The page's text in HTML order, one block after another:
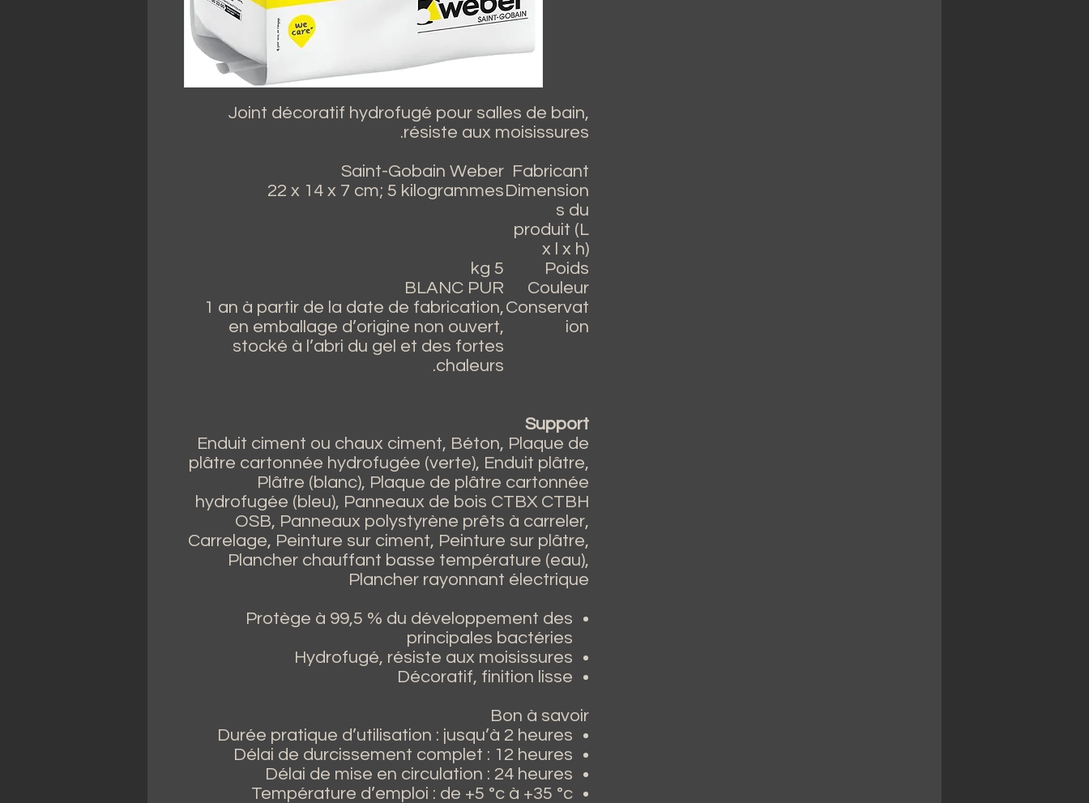
Joint décoratif hydrofugé pour salles de bain,
résiste aux moisissures.
Fabricant
‎Saint-Gobain Weber
Dimension
s du
produit (L
x l x h)
‎22 x 14 x 7 cm; 5 kilogrammes
Poids
5 kg
Couleur
BLANC PUR
Conservat
ion
‎‎1 an à partir de la date de fabrication,
en emballage d’origine non ouvert,
stocké à l’abri du gel et des fortes
chaleurs.
Support
Enduit ciment ou chaux ciment, Béton, Plaque de
plâtre cartonnée hydrofugée (verte), Enduit plâtre,
Plâtre (blanc), Plaque de plâtre cartonnée
hydrofugée (bleu), Panneaux de bois CTBX CTBH
OSB, Panneaux polystyrène prêts à carreler,
Carrelage, Peinture sur ciment, Peinture sur plâtre,
Plancher chauffant basse température (eau),
Plancher rayonnant électrique
Protège à 99,5 % du développement des
principales bactéries
Hydrofugé, résiste aux moisissures
Décoratif, finition lisse
Bon à savoir
Durée pratique d’utilisation : jusqu’à 2 heures
Délai de durcissement complet : 12 heures
Délai de mise en circulation : 24 heures
Température d’emploi : de +5 °c à +35 °c